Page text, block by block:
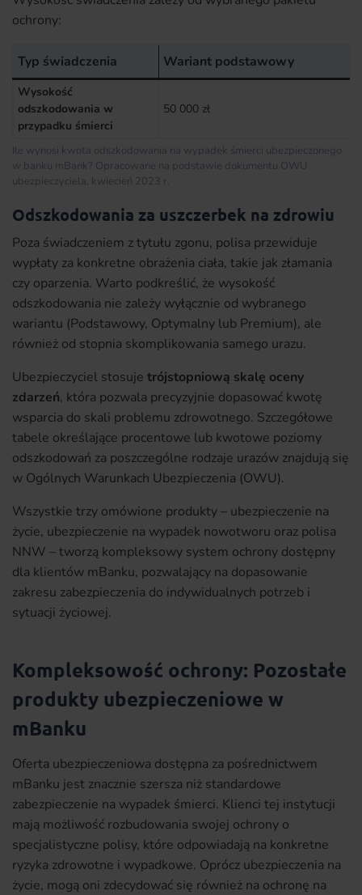
ochrony:
Typ świadczenia Wariant podstawowy
Wysokość
odszkodowania w
przypadku śmierci
50 000 zł
Ile wynosi kwota odszkodowania na wypadek śmierci ubezpieczonego
w banku mBank? Opracowane na podstawie dokumentu OWU
ubezpieczyciela, kwiecień 2023 r.
Odszkodowania za uszczerbek na zdrowiu
Poza świadczeniem z tytułu zgonu, polisa przewiduje
wypłaty za konkretne obrażenia ciała, takie jak złamania
czy oparzenia. Warto podkreślić, że wysokość
odszkodowania nie zależy wyłącznie od wybranego
wariantu (Podstawowy, Optymalny lub Premium), ale
również od stopnia skomplikowania samego urazu.
Ubezpieczyciel stosuje trójstopniową skalę oceny
zdarzeń, która pozwala precyzyjnie dopasować kwotę
wsparcia do skali problemu zdrowotnego. Szczegółowe
tabele określające procentowe lub kwotowe poziomy
odszkodowań za poszczególne rodzaje urazów znajdują się
w Ogólnych Warunkach Ubezpieczenia (OWU).
Wszystkie trzy omówione produkty – ubezpieczenie na
życie, ubezpieczenie na wypadek nowotworu oraz polisa
NNW – tworzą kompleksowy system ochrony dostępny
dla klientów mBanku, pozwalający na dopasowanie
zakresu zabezpieczenia do indywidualnych potrzeb i
sytuacji życiowej.
Kompleksowość ochrony: Pozostałe
produkty ubezpieczeniowe w
mBanku
Oferta ubezpieczeniowa dostępna za pośrednictwem
mBanku jest znacznie szersza niż standardowe
zabezpieczenie na wypadek śmierci. Klienci tej instytucji
mają możliwość rozbudowania swojej ochrony o
specjalistyczne polisy, które odpowiadają na konkretne
ryzyka zdrowotne i wypadkowe. Oprócz ubezpieczenia na
życie, mogą oni zdecydować się również na ochronę na